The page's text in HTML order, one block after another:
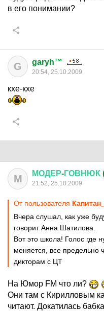
в его понимании?
G garyh™
20:54, 25.10.2009
кхе-кхе
М МОДЕР-ГОВНЮК
21:52, 25.10.2009
От пользователя
Вчера слушал, как уже
говорит Анна Шатилова.
Вот это школа! Голос где
меняется, все предельно
дикторам с ЦТ
На Юмор FM что ли?
Они там с Кирилловым
читают. Докатилась